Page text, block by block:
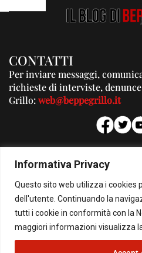
Informativa Privacy
Questo sito web utilizza i cookies
dell'utente. Continuando la
tutti i cookie in conformità con la
maggiori informazioni visualizza
CONTATTI
Per inviare messaggi,
richieste di interviste,
Grillo:web@beppegrillo.it
Per la